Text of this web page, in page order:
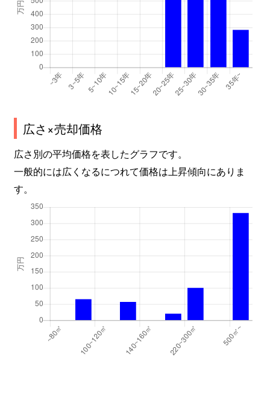
広さ×売却価格
広さ別の平均価格を表したグラフです。
一般的には広くなるにつれて価格は上昇傾向にありま
す。